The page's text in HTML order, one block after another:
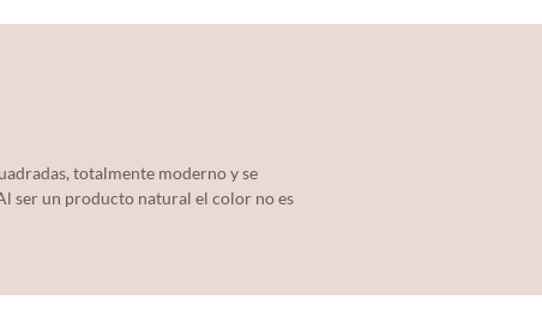
totalmente moderno y se
ser un producto natural el color no es